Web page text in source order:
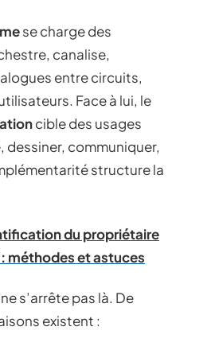
se charge des
canalise,
entre circuits,
Face à lui, le
cible des usages
dessiner, communiquer,
structure la
du propriétaire
méthodes et astuces
s’arrête pas là. De
existent :